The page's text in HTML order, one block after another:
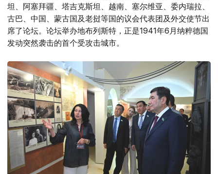
坦、阿塞拜疆、塔吉克斯坦、越南、塞尔维亚、委内瑞拉、
古巴、中国、蒙古国及老挝等国的议会代表团及外交使节出
席了论坛。论坛举办地布列斯特，正是1941年6月纳粹德国
发动突然袭击的首个受攻击城市。